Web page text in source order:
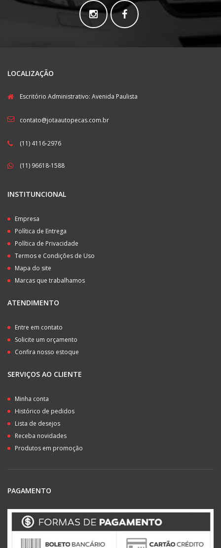
LOCALIZAÇÃO
Escritório Administrativo: Avenida Paulista
contato@jotaautopecas.com.br
(11) 4116-2976
(11) 96618-1588
INSTITUNCIONAL
Empresa
Política de Entrega
Política de Privacidade
Termos e Condições de Uso
Mapa do site
Marcas que trabalhamos
ATENDIMENTO
Entre em contato
Solicite um orçamento
Confira nosso estoque
SERVIÇOS AO CLIENTE
Minha conta
Histórico de pedidos
Lista de desejos
Receba novidades
Produtos em promoção
PAGAMENTO